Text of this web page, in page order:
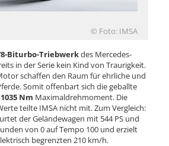
© Foto: IMSA
Biturbo-Triebwerkdes Mercedes-
in der Serie kein Kind von Traurigkeit.
schaffen den Raum für ehrliche und
Somit offenbart sich die geballte
Nm Maximaldrehmoment. Die
teilte IMSA nicht mit. Zum Vergleich:
der Geländewagen mit 544 PS und
von 0 auf Tempo 100 und erzielt
begrenzten 210 km/h.